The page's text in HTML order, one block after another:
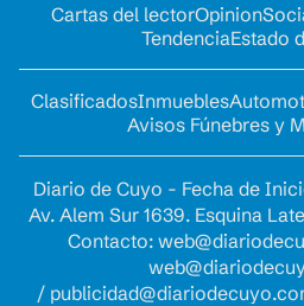
Cartas del lectorOpinion
TendenciaEstado
ClasificadosInmuebles
Avisos Fúnebres y
Diario de Cuyo - Fecha de
Av. Alem Sur 1639. Esquina
Contacto:
/